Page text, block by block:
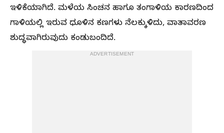
ಇಳಿಕೆಯಾಗಿದೆ. ಮಳೆಯ ಸಿಂಚನ ಹಾಗೂ ತಂಗಾಳಿಯ ಕಾರಣದಿಂದ
ಗಾಳಿಯಲ್ಲಿ ಇರುವ ಧೂಳಿನ ಕಣಗಳು ನೆಲಕ್ಕುಳಿದು, ವಾತಾವರಣ
ಶುದ್ಧವಾಗಿರುವುದು ಕಂಡುಬಂದಿದೆ.
ADVERTISEMENT